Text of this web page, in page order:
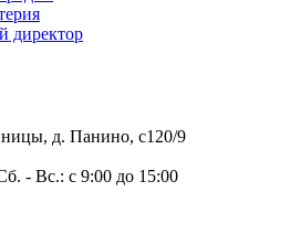
директор
д. Панино, с120/9
- Вс.: с 9:00 до 15:00